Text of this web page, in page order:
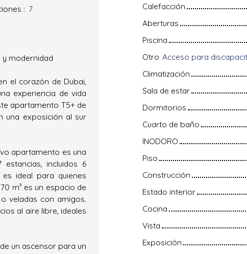
: 7
modernidad
el corazón de Dubai,
experiencia de vida
apartamento T5+ de
una exposición al sur
apartamento es una
incluidos 6
ideal para quienes
m² es un espacio de
veladas con amigos.
al aire libre, ideales
un ascensor para un
Calefacción
Aberturas
Piscina
Otro
Climatización
Sala de estar
Dormitorios
Cuarto de baño
INODORO
Piso
Construcción
Estado interior
Cocina
Vista
Exposición